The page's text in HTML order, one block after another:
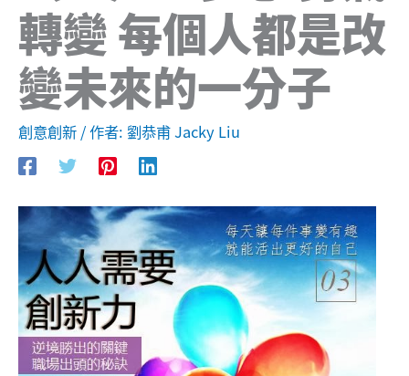
轉變 每個人都是改
變未來的一分子
創意創新 / 作者: 劉恭甫 Jacky Liu